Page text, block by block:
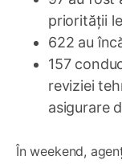
priorității
622 au
157
reviziei
asigurare
În weekend,